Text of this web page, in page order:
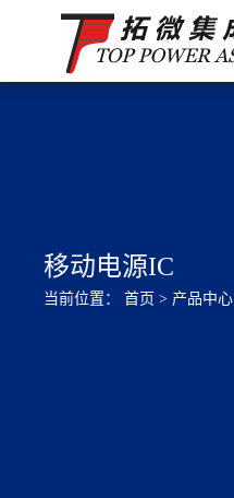
移动电源IC
当前位置： 首页 > 产品中心